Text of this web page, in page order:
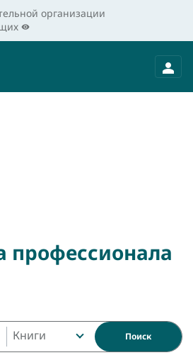
организации
профессионала
Книги Поиск